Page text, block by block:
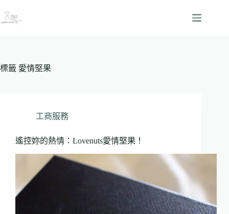
至
容
標籤 愛情堅果
工商服務
遙控妳的熱情：Lovenuts愛情堅果！